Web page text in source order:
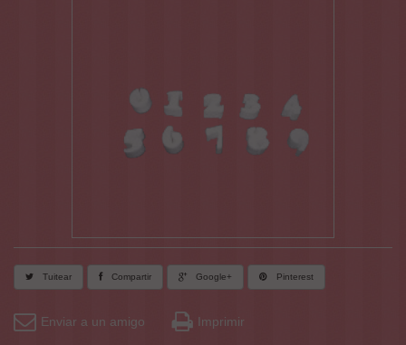
Tuitear Compartir Google+ Pinterest
Enviar a un amigo Imprimir